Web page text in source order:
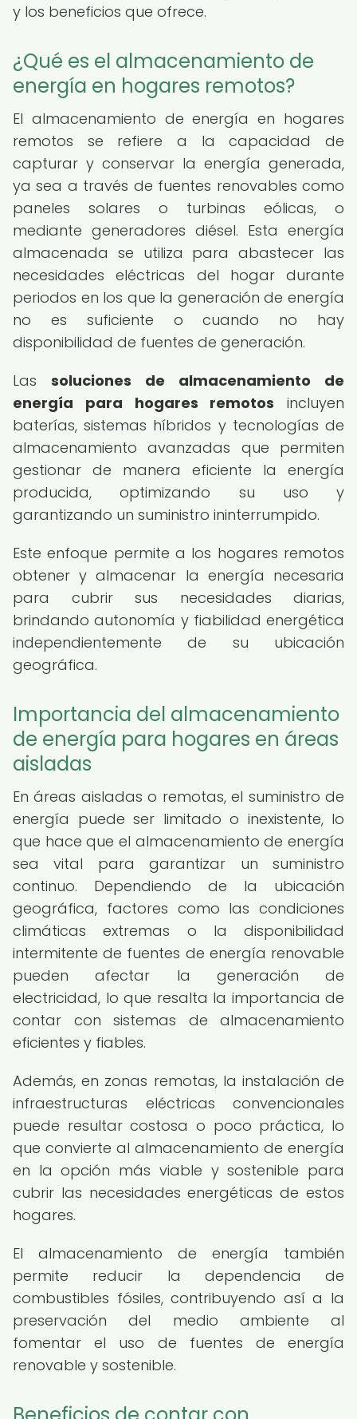
y los beneficios que ofrece.
¿Qué es el almacenamiento de
energía en hogares remotos?
El almacenamiento de energía en hogares
remotos se refiere a la capacidad de
capturar y conservar la energía generada,
ya sea a través de fuentes renovables como
paneles solares o turbinas eólicas, o
mediante generadores diésel. Esta energía
almacenada se utiliza para abastecer las
necesidades eléctricas del hogar durante
periodos en los que la generación de energía
no es suficiente o cuando no hay
disponibilidad de fuentes de generación.
Las soluciones de almacenamiento de
energía para hogares remotos incluyen
baterías, sistemas híbridos y tecnologías de
almacenamiento avanzadas que permiten
gestionar de manera eficiente la energía
producida, optimizando su uso y
garantizando un suministro ininterrumpido.
Este enfoque permite a los hogares remotos
obtener y almacenar la energía necesaria
para cubrir sus necesidades diarias,
brindando autonomía y fiabilidad energética
independientemente de su ubicación
geográfica.
Importancia del almacenamiento
de energía para hogares en áreas
aisladas
En áreas aisladas o remotas, el suministro de
energía puede ser limitado o inexistente, lo
que hace que el almacenamiento de energía
sea vital para garantizar un suministro
continuo. Dependiendo de la ubicación
geográfica, factores como las condiciones
climáticas extremas o la disponibilidad
intermitente de fuentes de energía renovable
pueden afectar la generación de
electricidad, lo que resalta la importancia de
contar con sistemas de almacenamiento
eficientes y fiables.
Además, en zonas remotas, la instalación de
infraestructuras eléctricas convencionales
puede resultar costosa o poco práctica, lo
que convierte al almacenamiento de energía
en la opción más viable y sostenible para
cubrir las necesidades energéticas de estos
hogares.
El almacenamiento de energía también
permite reducir la dependencia de
combustibles fósiles, contribuyendo así a la
preservación del medio ambiente al
fomentar el uso de fuentes de energía
renovable y sostenible.